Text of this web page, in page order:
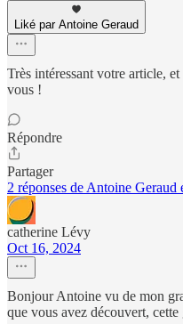
Liké par Antoine Geraud
Très intéressant votre article,
vous !
Répondre
Partager
2 réponses de Antoine Geraud
catherine Lévy
Oct 16, 2024
Bonjour Antoine vu de mon
que vous avez découvert,